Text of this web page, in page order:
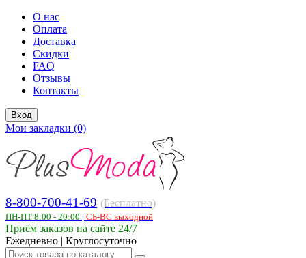
О нас
Оплата
Доставка
Скидки
FAQ
Отзывы
Контакты
Вход
Мои закладки (0)
8-800-700-41-69 (Бесплатно)
ПН-ПТ 8:00 - 20:00 | СБ-ВС выходной
Приём заказов на сайте 24/7
Ежедневно | Круглосуточно